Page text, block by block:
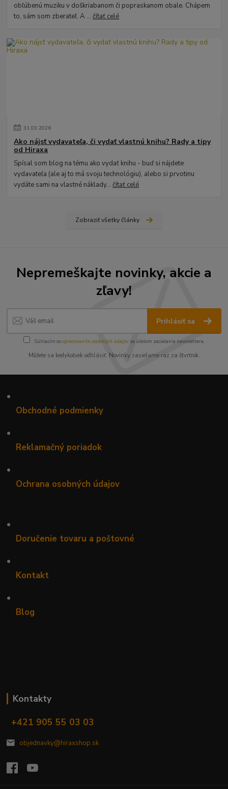
obľúbenú muziku v doškriabanom či popraskanom obale. Chápem
to, sám som zberateľ. A ...čítať celé
31.03.2026
Ako nájsť vydavateľa, či vydať vlastnú knihu? Rady a tipy
od Hiraxa
Spísal som blog na tému ako vydať knihu - buď si nájdete
vydavateľa (ale aj to má svoju technológiu), alebo si prvotinu
vydáte sami na vlastné náklady...čítať celé
Zobraziť všetky články
Nepremeškajte novinky, akcie a
zľavy!
Prihlásiť sa
Súhlasím sospracovaním osobných údajov za účelom zasielania newslettera.
Môžete sa kedykoľvek odhlásiť. Novinky zasielame raz za štvrťrok.
•
Obchodné podmienky
•
Reklamačný poriadok
•
Ochrana osobných údajov
•
Doručenie tovaru a poštovné
•
Kontakt
•
Blog
Kontakty
+421 905 55 03 03
objednavky@hiraxshop.sk